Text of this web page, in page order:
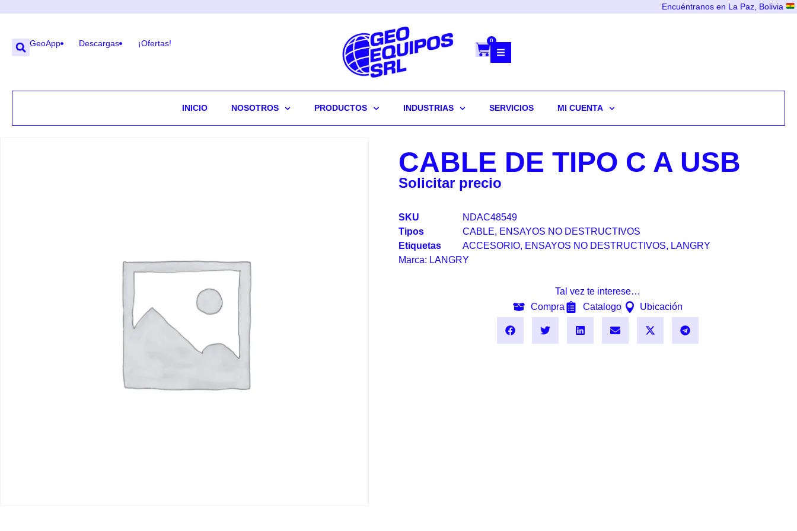
Encuéntranos en La Paz, Bolivia
GeoApp Descargas ¡Ofertas! 0
INICIO NOSOTROS PRODUCTOS INDUSTRIAS SERVICIOS MI CUENTA
CABLE DE TIPO C A USB
Solicitar precio
SKU
NDAC48549
Tipos
CABLE, ENSAYOS NO DESTRUCTIVOS
Etiquetas
ACCESORIO, ENSAYOS NO DESTRUCTIVOS, LANGRY
Marca: LANGRY
Tal vez te interese…
Compra
Catalogo Ubicación